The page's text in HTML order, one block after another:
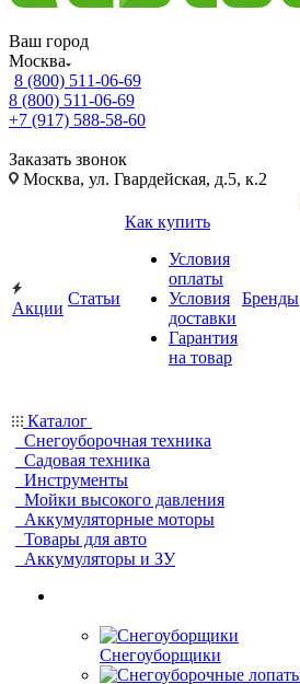
Ваш город
Москва
8 (800) 511-06-69
8 (800) 511-06-69
+7 (917) 588-58-60
Заказать звонок
Москва, ул. Гвардейская, д.5, к.2
Акции
Статьи
Как купить
Условия
оплаты
Условия
доставки
Гарантия
на товар
Бренды
Каталог
Снегоуборочная техника
Садовая техника
Инструменты
Мойки высокого давления
Аккумуляторные моторы
Товары для авто
Аккумуляторы и ЗУ
Снегоуборщики